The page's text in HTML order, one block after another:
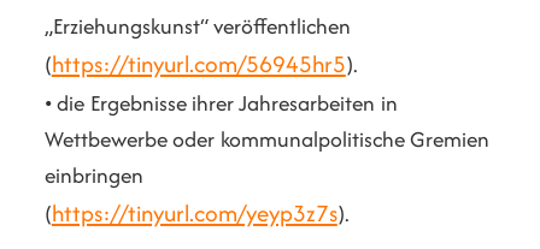
„Erziehungskunst“ veröffentlichen
(https://tinyurl.com/56945hr5).
• die Ergebnisse ihrer Jahresarbeiten in
Wettbewerbe oder kommunalpolitische Gremien
einbringen
(https://tinyurl.com/yeyp3z7s).